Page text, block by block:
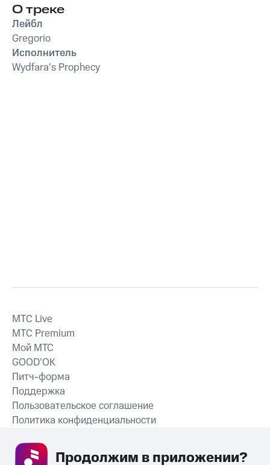
О треке
Лейбл
Gregorio
Исполнитель
Wydfara's Prophecy
СКАЧАТЬ ПРИЛОЖЕНИЕ
MTС Live
MTС Premium
Мой МТС
GOOD’OK
Питч-форма
Поддержка
Пользовательское соглашение
Политика конфиденциальности